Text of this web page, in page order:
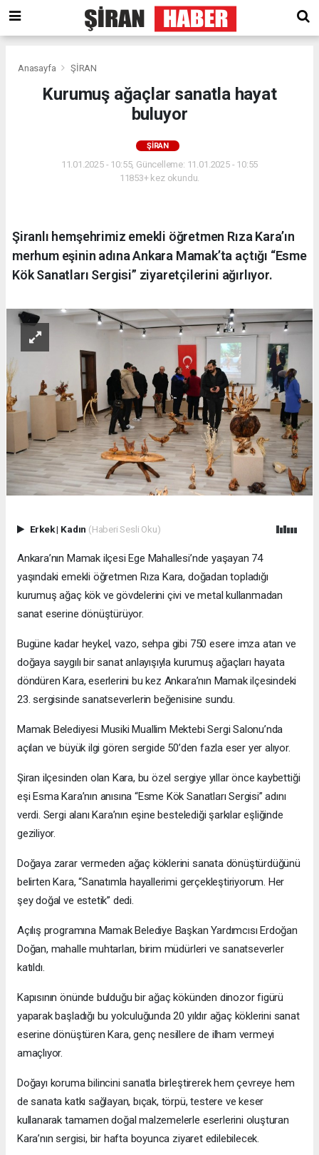
Anasayfa ŞİRAN
Kurumuş ağaçlar sanatla hayat
buluyor
ŞİRAN
11.01.2025 - 10:55, Güncelleme: 11.01.2025 - 10:55
11853+ kez okundu.
Şiranlı hemşehrimiz emekli öğretmen Rıza Kara’ın
merhum eşinin adına Ankara Mamak’ta açtığı “Esme
Kök Sanatları Sergisi” ziyaretçilerini ağırlıyor.
Erkek| Kadın (Haberi Sesli Oku)
Ankara’nın Mamak ilçesi Ege Mahallesi’nde yaşayan 74
yaşındaki emekli öğretmen Rıza Kara, doğadan topladığı
kurumuş ağaç kök ve gövdelerini çivi ve metal kullanmadan
sanat eserine dönüştürüyor.
Bugüne kadar heykel, vazo, sehpa gibi 750 esere imza atan ve
doğaya saygılı bir sanat anlayışıyla kurumuş ağaçları hayata
döndüren Kara, eserlerini bu kez Ankara’nın Mamak ilçesindeki
23. sergisinde sanatseverlerin beğenisine sundu.
Mamak Belediyesi Musiki Muallim Mektebi Sergi Salonu’nda
açılan ve büyük ilgi gören sergide 50’den fazla eser yer alıyor.
Şiran ilçesinden olan Kara, bu özel sergiye yıllar önce kaybettiği
eşi Esma Kara’nın anısına “Esme Kök Sanatları Sergisi” adını
verdi. Sergi alanı Kara’nın eşine bestelediği şarkılar eşliğinde
geziliyor.
Doğaya zarar vermeden ağaç köklerini sanata dönüştürdüğünü
belirten Kara, “Sanatımla hayallerimi gerçekleştiriyorum. Her
şey doğal ve estetik” dedi.
Açılış programına Mamak Belediye Başkan Yardımcısı Erdoğan
Doğan, mahalle muhtarları, birim müdürleri ve sanatseverler
katıldı.
Kapısının önünde bulduğu bir ağaç kökünden dinozor figürü
yaparak başladığı bu yolculuğunda 20 yıldır ağaç köklerini sanat
eserine dönüştüren Kara, genç nesillere de ilham vermeyi
amaçlıyor.
Doğayı koruma bilincini sanatla birleştirerek hem çevreye hem
de sanata katkı sağlayan, bıçak, törpü, testere ve keser
kullanarak tamamen doğal malzemelerle eserlerini oluşturan
Kara’nın sergisi, bir hafta boyunca ziyaret edilebilecek.